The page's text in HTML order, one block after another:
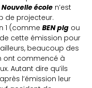
Nouvelle école n’est
de projecteur.
1 (commeBEN plg ou
cette émission pour
beaucoup des
ont commencé à
Autant dire qu’ils
l’émission leur